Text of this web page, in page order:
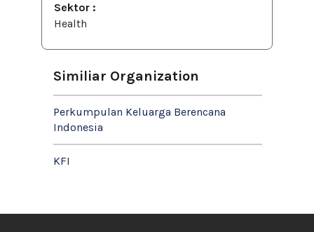
Sektor :
Health
Similiar Organization
Perkumpulan Keluarga Berencana
Indonesia
KFI